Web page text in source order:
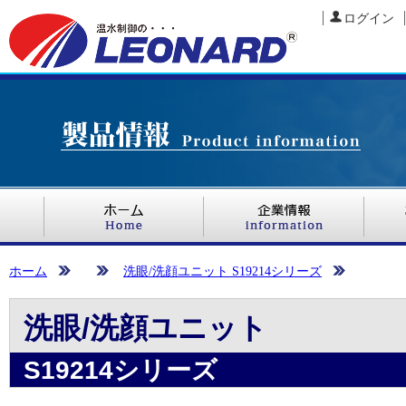
ログイン
ホーム 洗眼/洗顔ユニット S19214シリーズ
洗眼/洗顔ユニット
S19214シリーズ